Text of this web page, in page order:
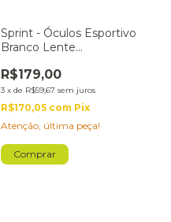
Sprint - Óculos Esportivo
Branco Lente
R$179,00
3 x de R$59,67 sem juros
R$170,05 com Pix
Atenção, última peça!